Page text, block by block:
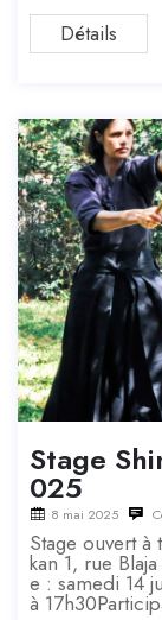
Détails
Stage
025
8 mai 2025
Stage ouvert
kan 1, rue
e : samedi 14
à